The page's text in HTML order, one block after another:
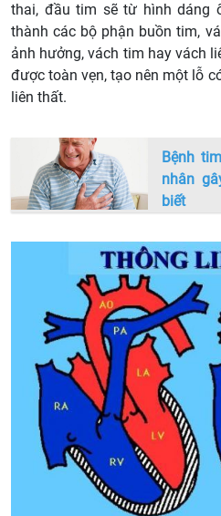
thai, đầu tim sẽ từ hình dáng
thành các bộ phận buồn tim,
ảnh hưởng, vách tim hay vách
được toàn vẹn, tạo nên một lỗ
liên thất.
Bệnh
nhân
biết